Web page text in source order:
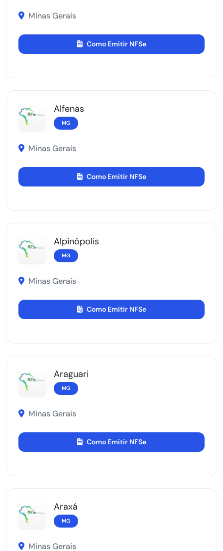
Minas Gerais
Como Emitir NFSe
Alfenas
MG
Minas Gerais
Como Emitir NFSe
Alpinópolis
MG
Minas Gerais
Como Emitir NFSe
Araguari
MG
Minas Gerais
Como Emitir NFSe
Araxá
MG
Minas Gerais